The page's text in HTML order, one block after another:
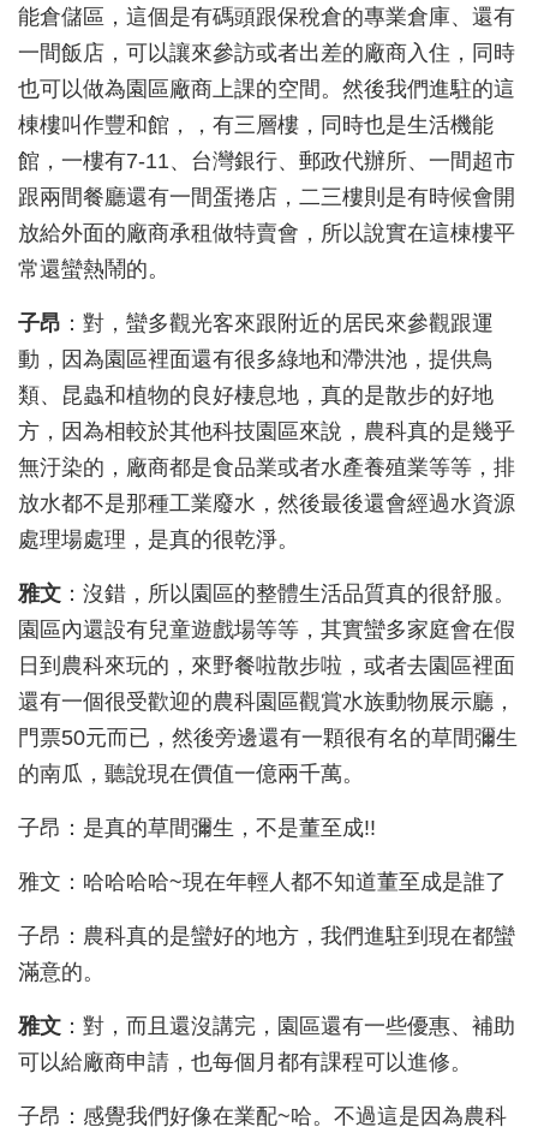
能倉儲區，這個是有碼頭跟保稅倉的專業倉庫、還有
一間飯店，可以讓來參訪或者出差的廠商入住，同時
也可以做為園區廠商上課的空間。 然後我們進駐的這
棟樓叫作豐和館，，有三層樓，同時也是生活機能
館，一樓有7-11、台灣銀行、郵政代辦所、一間超市
跟兩間餐廳還有一間蛋捲店，二三樓則是有時候會開
放給外面的廠商承租做特賣會，所以說實在這棟樓平
常還蠻熱鬧的。
子昂 ：對，蠻多觀光客來跟附近的居民來參觀跟運
動，因為園區裡面還有很多綠地和滯洪池，提供鳥
類、昆蟲和植物的良好棲息地，真的是散步的好地
方，因為相較於其他科技園區來說，農科真的是幾乎
無汙染的，廠商都是食品業或者水產養殖業等等，排
放水都不是那種工業廢水，然後最後還會經過水資源
處理場處理，是真的很乾淨。
雅文 ：沒錯，所以園區的整體生活品質真的很舒服。
園區內還設有兒童遊戲場等等，其實蠻多家庭會在假
日到農科來玩的，來野餐啦散步啦，或者去園區裡面
還有一個很受歡迎的農科園區觀賞水族動物展示廳，
門票50元而已，然後旁邊還有一顆很有名的草間彌生
的南瓜，聽說現在價值一億兩千萬。
子昂：是真的草間彌生，不是董至成!!
雅文：哈哈哈哈~現在年輕人都不知道董至成是誰了
子昂：農科真的是蠻好的地方，我們進駐到現在都蠻
滿意的。
雅文 ：對，而且還沒講完，園區還有一些優惠、補助
可以給廠商申請，也每個月都有課程可以進修。
子昂：感覺我們好像在業配~哈。不過這是因為農科